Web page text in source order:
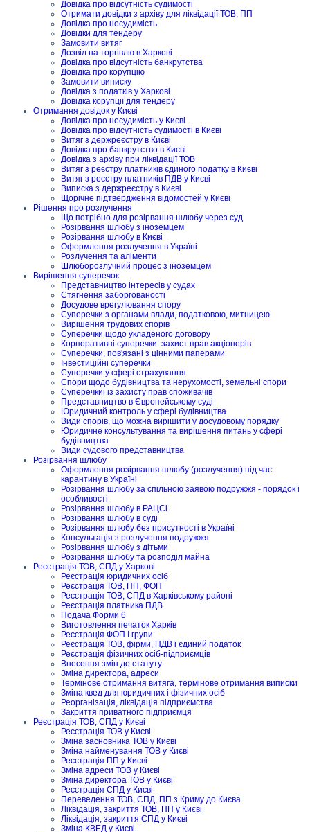
Довідка про відсутність судимості
Отримати довідки з архіву для ліквідації ТОВ, ПП
Довідка про несудимість
Довідки для тендеру
Замовити витяг
Дозвіл на торгівлю в Харкові
Довідка про відсутність банкрутства
Довідка про корупцію
Замовити виписку
Довідка з податків у Харкові
Довідка корупції для тендеру
Отримання довідок у Києві
Довідка про несудимість у Києві
Довідка про відсутність судимості в Києві
Витяг з держреєстру в Києві
Довідка про банкрутство в Києві
Довідка з архіву при ліквідації ТОВ
Витяг з реєстру платників єдиного податку в Києві
Витяг з реєстру платників ПДВ у Києві
Виписка з держреєстру в Києві
Щорічне підтвердження відомостей у Києві
Рішення про розлучення
Що потрібно для розірвання шлюбу через суд
Розірвання шлюбу з іноземцем
Розірвання шлюбу в Києві
Оформлення розлучення в Україні
Розлучення та аліменти
Шлюборозлучний процес з іноземцем
Вирішення суперечок
Представництво інтересів у судах
Стягнення заборгованості
Досудове врегулювання спору
Суперечки з органами влади, податковою, митницею
Вирішення трудових спорів
Суперечки щодо укладеного договору
Корпоративні суперечки: захист прав акціонерів
Суперечки, пов'язані з цінними паперами
Інвестиційні суперечки
Суперечки у сфері страхування
Спори щодо будівництва та нерухомості, земельні спори
Суперечкиі із захисту прав споживачів
Представництво в Європейському суді
Юридичний контроль у сфері будівництва
Види спорів, що можна вирішити у досудовому порядку
Юридичне консультування та вирішення питань у сфері
будівництва
Види судового представництва
Розірвання шлюбу
Оформлення розірвання шлюбу (розлучення) під час
карантину в Україні
Розірвання шлюбу за спільною заявою подружжя - порядок і
особливості
Розірвання шлюбу в РАЦСі
Розірвання шлюбу в суді
Розірвання шлюбу без присутності в Україні
Консультація з розлучення подружжя
Розірвання шлюбу з дітьми
Розірвання шлюбу та розподіл майна
Реєстрація ТОВ, СПД у Харкові
Реєстрація юридичних осіб
Реєстрація ТОВ, ПП, ФОП
Реєстрація ТОВ, СПД в Харківському районі
Реєстрація платника ПДВ
Подача Форми 6
Виготовлення печаток Харків
Реєстрація ФОП I групи
Реєстрація ТОВ, фірми, ПДВ і єдиний податок
Реєстрація фізичних осіб-підприємців
Внесення змін до статуту
Зміна директора, адреси
Термінове отримання витяга, термінове отримання виписки
Зміна квед для юридичних і фізичних осіб
Реорганізація, ліквідація підприємства
Закриття приватного підприємця
Реєстрація ТОВ, СПД у Києві
Реєстрація ТОВ у Києві
Зміна засновника ТОВ у Києві
Зміна найменування ТОВ у Києві
Реєстрація ПП у Києві
Зміна адреси ТОВ у Києві
Зміна директора ТОВ у Києві
Реєстрація СПД у Києві
Переведення ТОВ, СПД, ПП з Криму до Києва
Ліквідація, закриття ТОВ, ПП у Києві
Ліквідація, закриття СПД у Києві
Зміна КВЕД у Києві